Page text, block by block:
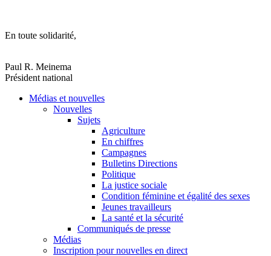
En toute solidarité,
Paul R. Meinema
Président national
Médias et nouvelles
Nouvelles
Sujets
Agriculture
En chiffres
Campagnes
Bulletins Directions
Politique
La justice sociale
Condition féminine et égalité des sexes
Jeunes travailleurs
La santé et la sécurité
Communiqués de presse
Médias
Inscription pour nouvelles en direct